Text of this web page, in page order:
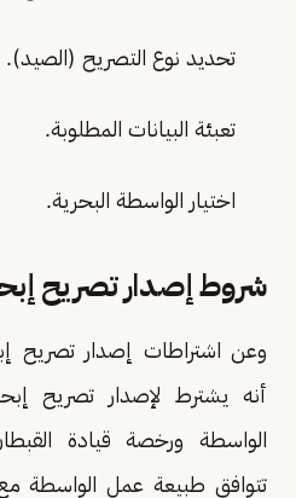
تحديد نوع التصريح (الصيد).
تعبئة البيانات المطلوبة.
اختيار الواسطة البحرية.
شروط إصدار تصريح
وعن اشتراطات إصدار تصريح
أنه يشترط لإصدار تصريح
الواسطة ورخصة قيادة
تتوافق طبيعة عمل الواسطة مع